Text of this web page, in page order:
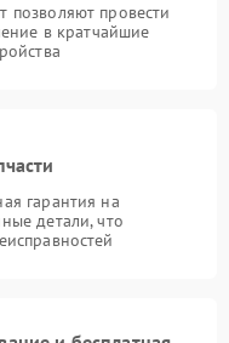
провести
в кратчайшие
гарантия на
детали, что